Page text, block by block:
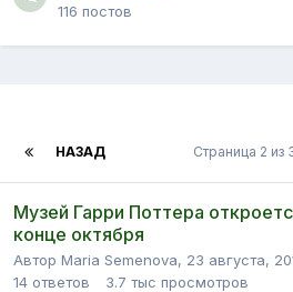
116 постов
НАЗАД Страница 2 из
Музей Гарри Поттера
конце октября
Автор Maria Semenova, 23 августа,
14 ответов 3.7 тыс просмотров